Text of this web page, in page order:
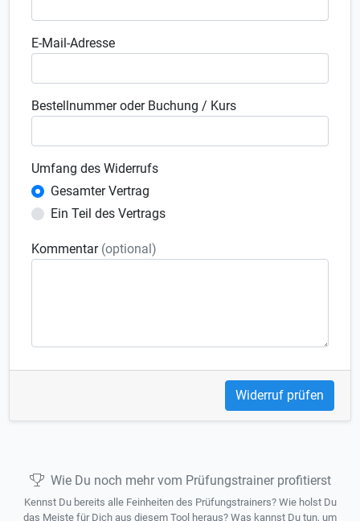
E-Mail-Adresse
Bestellnummer oder Buchung / Kurs
Umfang des Widerrufs
Gesamter Vertrag
Ein Teil des Vertrags
Kommentar (optional)
Widerruf prüfen
Wie Du noch mehr vom Prüfungstrainer profitierst
Kennst Du bereits alle Feinheiten des Prüfungstrainers? Wie holst Du
das Meiste für Dich aus diesem Tool heraus? Was kannst Du tun, um